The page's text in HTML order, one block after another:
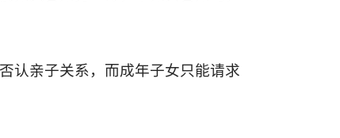
认亲子关系，而成年子女只能请求